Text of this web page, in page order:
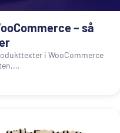
– så
i WooCommerce